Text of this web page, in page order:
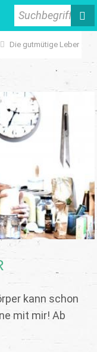
Suchbegriff
Die gutmütige Leber
kann schon
mit mir! Ab